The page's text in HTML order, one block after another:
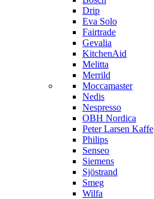
Drip
Eva Solo
Fairtrade
Gevalia
KitchenAid
Melitta
Merrild
Moccamaster
Nedis
Nespresso
OBH Nordica
Peter Larsen Kaffe
Philips
Senseo
Siemens
Sjöstrand
Smeg
Wilfa